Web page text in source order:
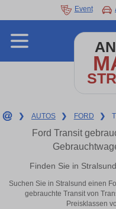
Event
❯ AUTOS ❯ FORD ❯
Ford Transit
Finden Sie in
Suchen Sie in Stralsund einen
gebrauchte Transit von
Preisklassen